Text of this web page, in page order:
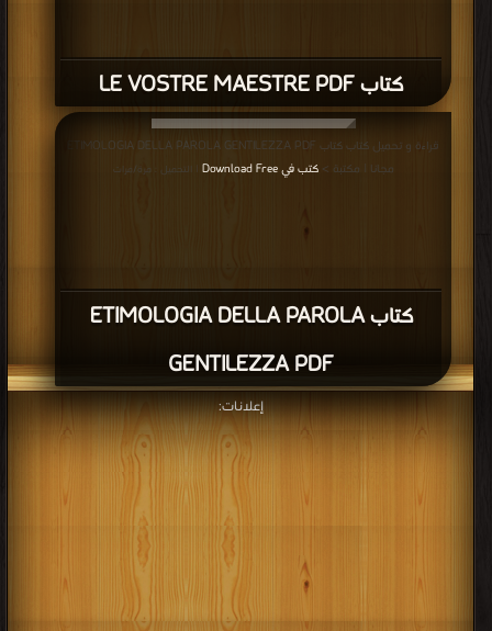
كتاب LE VOSTRE MAESTRE PDF
كتاب ETIMOLOGIA DELLA PAROLA
GENTILEZZA PDF
قراءة و تحميل كتاب كتاب ETIMOLOGIA DELLA PAROLA GENTILEZZA PDF
مجانا | مكتبة >كتب في Download Free | التحميل : مرة/مرات
إعلانات: